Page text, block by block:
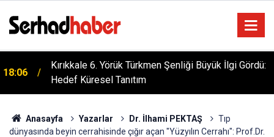
Hedef Küresel Tanıtım
17:37
İslam'da "Kocaya İtaat" Söylemi Tartışılıyor: Kur'an
Evlilikte Nasıl Bir Model Öngörüyor?
Anasayfa Yazarlar Dr. İlhami PEKTAŞ
Tıp
dünyasında beyin cerrahisinde çığır açan "Yüzyılın Cerrahı": Prof.Dr.